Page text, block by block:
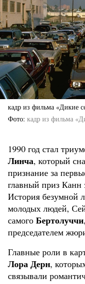
кадр из фильма «Дикие
Фото кадр из фильма
1990 год стал
Линча, который
признание за
главный приз Канн
История безумной
молодых людей,
самого Бертолуччи
председателем
Главные роли в
Лора Дерн,
связывали